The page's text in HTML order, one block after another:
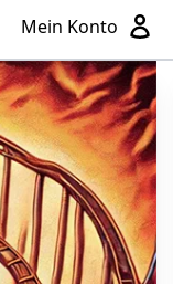
Mein Konto